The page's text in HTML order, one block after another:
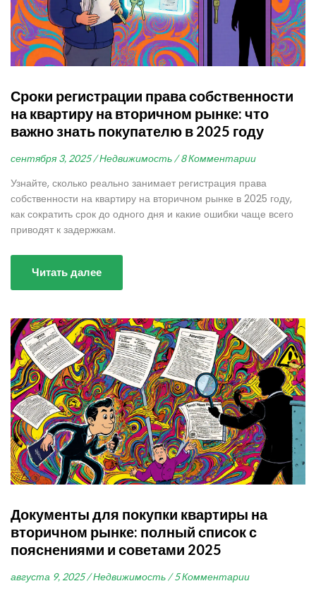
Сроки регистрации права собственности
на квартиру на вторичном рынке: что
важно знать покупателю в 2025 году
сентября 3, 2025 / Недвижимость / 8 Комментарии
Узнайте, сколько реально занимает регистрация права
собственности на квартиру на вторичном рынке в 2025 году,
как сократить срок до одного дня и какие ошибки чаще всего
приводят к задержкам.
Читать далее
Документы для покупки квартиры на
вторичном рынке: полный список с
пояснениями и советами 2025
августа 9, 2025 / Недвижимость / 5 Комментарии